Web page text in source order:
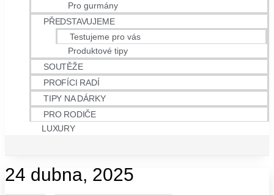
Pro gurmány
PŘEDSTAVUJEME
Testujeme pro vás
Produktové tipy
SOUTĚŽE
PROFÍCI RADÍ
TIPY NA DÁRKY
PRO RODIČE
LUXURY
24 dubna, 2025